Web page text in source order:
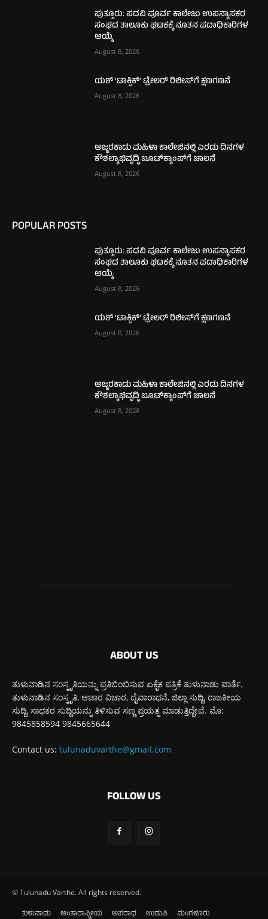
ಪುತ್ತೂರು: ಪದವಿ ಪೂರ್ವ ಕಾಲೇಜು ಉಪನ್ಯಾಸಕರ
ಸಂಘದ ತಾಲೂಕು ಘಟಕಕ್ಕೆ ನೂತನ ಪದಾಧಿಕಾರಿಗಳ
ಆಯ್ಕೆ
August 8, 2026
ಯಶ್ ‘ಟಾಕ್ಸಿಕ್’ ಟ್ರೇಲರ್ ರಿಲೀಸ್‌ಗೆ ಕ್ಷಣಗಣನೆ
August 8, 2026
ಅಜ್ಜರಕಾಡು ಮಹಿಳಾ ಕಾಲೇಜಿನಲ್ಲಿ ಎರಡು ದಿನಗಳ
ಕೌಶಲ್ಯಾಭಿವೃದ್ಧಿ ಬೂಟ್‌ಕ್ಯಾಂಪ್‌ಗೆ ಚಾಲನೆ
August 8, 2026
POPULAR POSTS
ಪುತ್ತೂರು: ಪದವಿ ಪೂರ್ವ ಕಾಲೇಜು ಉಪನ್ಯಾಸಕರ
ಸಂಘದ ತಾಲೂಕು ಘಟಕಕ್ಕೆ ನೂತನ ಪದಾಧಿಕಾರಿಗಳ
ಆಯ್ಕೆ
August 8, 2026
ಯಶ್ ‘ಟಾಕ್ಸಿಕ್’ ಟ್ರೇಲರ್ ರಿಲೀಸ್‌ಗೆ ಕ್ಷಣಗಣನೆ
August 8, 2026
ಅಜ್ಜರಕಾಡು ಮಹಿಳಾ ಕಾಲೇಜಿನಲ್ಲಿ ಎರಡು ದಿನಗಳ
ಕೌಶಲ್ಯಾಭಿವೃದ್ಧಿ ಬೂಟ್‌ಕ್ಯಾಂಪ್‌ಗೆ ಚಾಲನೆ
August 8, 2026
ABOUT US
ತುಳುನಾಡಿನ ಸಂಸ್ಕೃತಿಯನ್ನು ಪ್ರತಿಬಿಂಬಿಸುವ ಏಕೈಕ ಪತ್ರಿಕೆ ತುಳುನಾಡು ವಾರ್ತೆ.
ತುಳುನಾಡಿನ ಸಂಸ್ಕೃತಿ, ಆಚಾರ ವಿಚಾರ, ದೈವಾರಾಧನೆ, ಜಿಲ್ಲಾ ಸುದ್ದಿ, ರಾಜಕೀಯ
ಸುದ್ದಿ, ಸಾಧಕರ ಸುದ್ದಿಯನ್ನು ತಿಳಿಸುವ ಸಣ್ಣ ಪ್ರಯತ್ನ ಮಾಡುತ್ತಿದ್ದೇವೆ. ಮೊ:
9845858594 9845665644
Contact us: tulunaduvarthe@gmail.com
FOLLOW US
© Tulunadu Varthe. All rights reserved.
ತುಳುನಾಡು ಅಂತಾರಾಷ್ಟ್ರೀಯ ಅಪರಾಧ ಉಡುಪಿ ಮಂಗಳೂರು